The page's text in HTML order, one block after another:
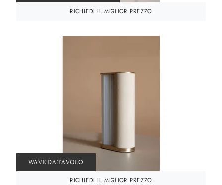
RICHIEDI IL MIGLIOR PREZZO
WAVE DA TAVOLO
RICHIEDI IL MIGLIOR PREZZO